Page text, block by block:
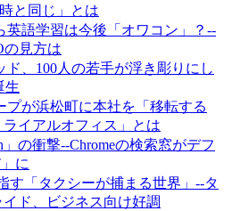
と同じ」とは
英語学習は今後「オワコン」？--
の見方は
ド、100人の若手が浮き彫りにし
生
プが浜松町に本社を「移転する
イアルオフィス」とは
」の衝撃--Chromeの検索窓がデフ
に
す「タクシーが捕まる世界」--タ
ド、ビジネス向け好調